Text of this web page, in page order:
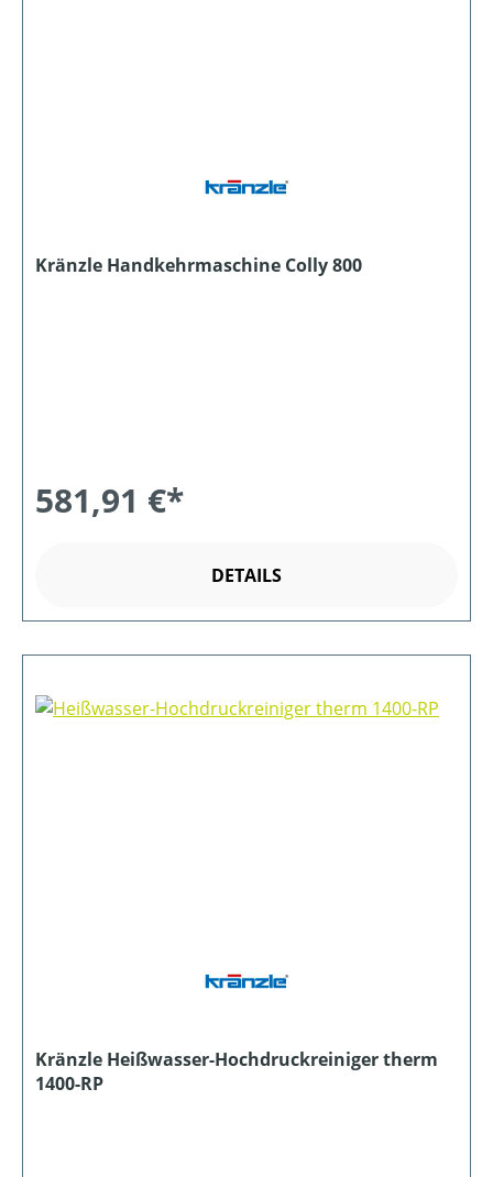
Kränzle Handkehrmaschine Colly 800
581,91 €*
DETAILS
Kränzle Heißwasser-Hochdruckreiniger therm
1400-RP